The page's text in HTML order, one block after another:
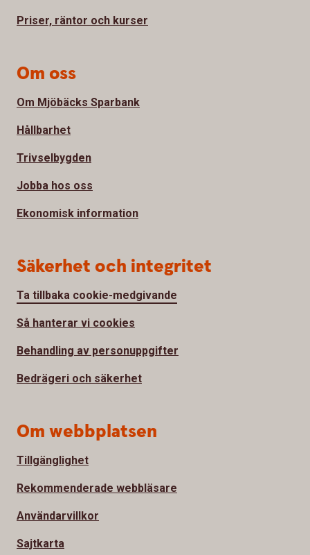
Priser, räntor och kurser
Om oss
Om Mjöbäcks Sparbank
Hållbarhet
Trivselbygden
Jobba hos oss
Ekonomisk information
Säkerhet och integritet
Ta tillbaka cookie-medgivande
Så hanterar vi cookies
Behandling av personuppgifter
Bedrägeri och säkerhet
Om webbplatsen
Tillgänglighet
Rekommenderade webbläsare
Användarvillkor
Sajtkarta